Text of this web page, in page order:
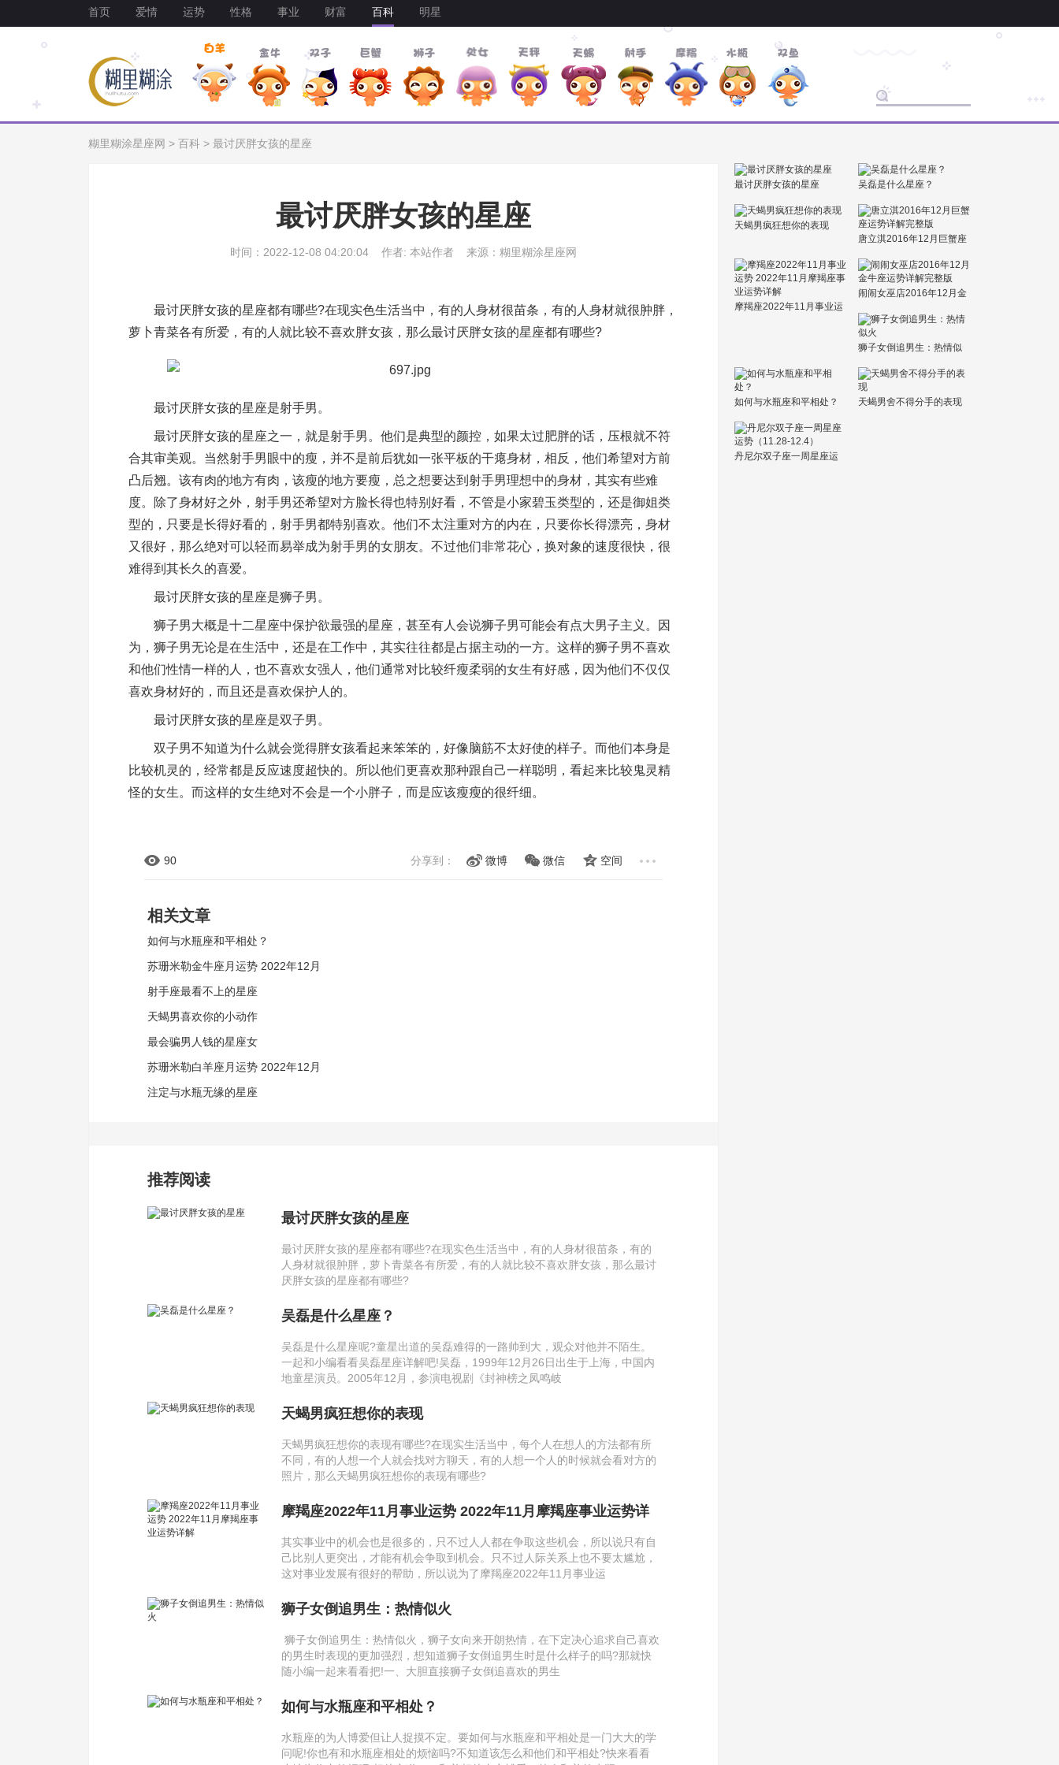
首页 爱情 运势 性格 事业 财富 百科 明星
糊里糊涂星座网 > 百科 > 最讨厌胖女孩的星座
最讨厌胖女孩的星座
时间：2022-12-08 04:20:04 作者: 本站作者 来源：糊里糊涂星座网
最讨厌胖女孩的星座都有哪些?在现实色生活当中，有的人身材很苗条，有的人身材就很肿胖，
萝卜青菜各有所爱，有的人就比较不喜欢胖女孩，那么最讨厌胖女孩的星座都有哪些?
最讨厌胖女孩的星座是射手男。
最讨厌胖女孩的星座之一，就是射手男。他们是典型的颜控，如果太过肥胖的话，压根就不符
合其审美观。当然射手男眼中的瘦，并不是前后犹如一张平板的干瘪身材，相反，他们希望对方前
凸后翘。该有肉的地方有肉，该瘦的地方要瘦，总之想要达到射手男理想中的身材，其实有些难
度。除了身材好之外，射手男还希望对方脸长得也特别好看，不管是小家碧玉类型的，还是御姐类
型的，只要是长得好看的，射手男都特别喜欢。他们不太注重对方的内在，只要你长得漂亮，身材
又很好，那么绝对可以轻而易举成为射手男的女朋友。不过他们非常花心，换对象的速度很快，很
难得到其长久的喜爱。
最讨厌胖女孩的星座是狮子男。
狮子男大概是十二星座中保护欲最强的星座，甚至有人会说狮子男可能会有点大男子主义。因
为，狮子男无论是在生活中，还是在工作中，其实往往都是占据主动的一方。这样的狮子男不喜欢
和他们性情一样的人，也不喜欢女强人，他们通常对比较纤瘦柔弱的女生有好感，因为他们不仅仅
喜欢身材好的，而且还是喜欢保护人的。
最讨厌胖女孩的星座是双子男。
双子男不知道为什么就会觉得胖女孩看起来笨笨的，好像脑筋不太好使的样子。而他们本身是
比较机灵的，经常都是反应速度超快的。所以他们更喜欢那种跟自己一样聪明，看起来比较鬼灵精
怪的女生。而这样的女生绝对不会是一个小胖子，而是应该瘦瘦的很纤细。
90 分享到： 微博 微信 空间
相关文章
如何与水瓶座和平相处？
苏珊米勒金牛座月运势 2022年12月
射手座最看不上的星座
天蝎男喜欢你的小动作
最会骗男人钱的星座女
苏珊米勒白羊座月运势 2022年12月
注定与水瓶无缘的星座
推荐阅读
最讨厌胖女孩的星座
最讨厌胖女孩的星座都有哪些?在现实色生活当中，有的人身材很苗条，有的
人身材就很肿胖，萝卜青菜各有所爱，有的人就比较不喜欢胖女孩，那么最讨
厌胖女孩的星座都有哪些?
吴磊是什么星座？
吴磊是什么星座呢?童星出道的吴磊难得的一路帅到大，观众对他并不陌生。
一起和小编看看吴磊星座详解吧!吴磊，1999年12月26日出生于上海，中国内
地童星演员。2005年12月，参演电视剧《封神榜之凤鸣岐
天蝎男疯狂想你的表现
天蝎男疯狂想你的表现有哪些?在现实生活当中，每个人在想人的方法都有所
不同，有的人想一个人就会找对方聊天，有的人想一个人的时候就会看对方的
照片，那么天蝎男疯狂想你的表现有哪些?
摩羯座2022年11月事业运势 2022年11月摩羯座事业运势详
解
其实事业中的机会也是很多的，只不过人人都在争取这些机会，所以说只有自
己比别人更突出，才能有机会争取到机会。只不过人际关系上也不要太尴尬，
这对事业发展有很好的帮助，所以说为了摩羯座2022年11月事业运
狮子女倒追男生：热情似火
狮子女倒追男生：热情似火，狮子女向来开朗热情，在下定决心追求自己喜欢
的男生时表现的更加强烈，想知道狮子女倒追男生时是什么样子的吗?那就快
随小编一起来看看把!一、大胆直接狮子女倒追喜欢的男生
如何与水瓶座和平相处？
水瓶座的为人博爱但让人捉摸不定。要如何与水瓶座和平相处是一门大大的学
问呢!你也有和水瓶座相处的烦恼吗?不知道该怎么和他们和平相处?快来看看
最讨厌胖女孩的星座 吴磊是什么星座？
天蝎男疯狂想你的表现
唐立淇2016年12月巨蟹座
摩羯座2022年11月事业运
闹闹女巫店2016年12月金
狮子女倒追男生：热情似
如何与水瓶座和平相处？ 天蝎男舍不得分手的表现
丹尼尔双子座一周星座运